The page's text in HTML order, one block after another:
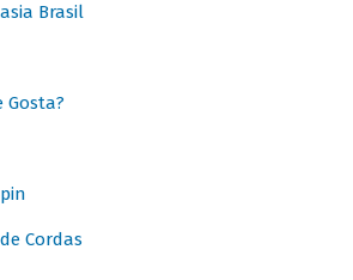
Brasil
Gosta?
Cordas